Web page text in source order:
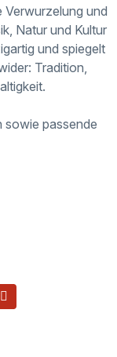
Verwurzelung und
Natur und Kultur
und spiegelt
Tradition,
sowie passende